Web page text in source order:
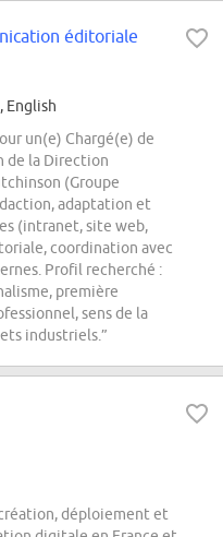
éditoriale
English
un(e) Chargé(e) de
de la Direction
(Groupe
adaptation et
(intranet, site web,
coordination avec
Profil recherché :
première
sens de la
industriels.”
déploiement et